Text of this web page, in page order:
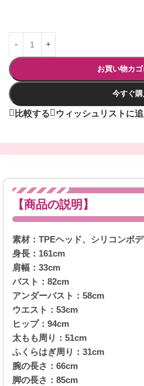
お買い物カ
今すぐ購
比較する ウィッシュリストに
【商品の説明】
素材：TPEヘッド、シリコンボ
身長：161cm
肩幅：33cm
バスト：82cm
アンダーバスト：58cm
ウエスト：53cm
ヒップ：94cm
太もも周り：51cm
ふくらはぎ周り：31cm
腕の長さ：66cm
脚の長さ：85cm